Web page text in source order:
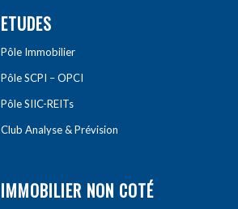
ETUDES
Pôle Immobilier
Pôle SCPI – OPCI
Pôle SIIC-REITs
Club Analyse & Prévision
IMMOBILIER NON COTÉ